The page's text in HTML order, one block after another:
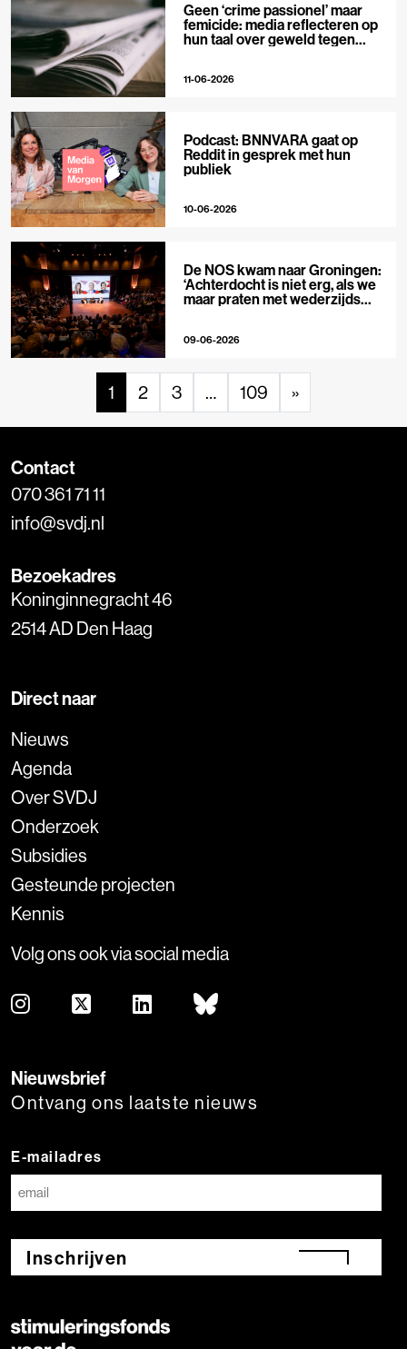
Geen ‘crime passionel’ maar
femicide: media reflecteren op
hun taal over geweld tegen
11-06-2026
Podcast: BNNVARA gaat op
Reddit in gesprek met hun
publiek
10-06-2026
De NOS kwam naar Groningen:
‘Achterdocht is niet erg, als we
maar praten met wederzijds
09-06-2026
1 2 3 … 109 »
Contact
070 361 71 11
info@svdj.nl
Bezoekadres
Koninginnegracht 46
2514 AD Den Haag
Direct naar
Nieuws
Agenda
Over SVDJ
Onderzoek
Subsidies
Gesteunde projecten
Kennis
Volg ons ook via social media
Nieuwsbrief
Ontvang ons laatste nieuws
E-mailadres
Inschrijven